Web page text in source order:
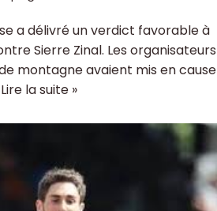
a délivré un verdict favorable à
Sierre Zinal. Les organisateurs
montagne avaient mis en cause
Lire la suite »